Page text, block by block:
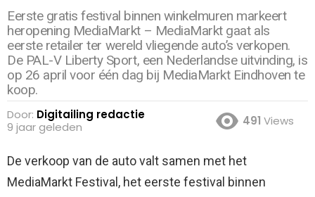
Eerste gratis festival binnen winkelmuren markeert
heropening MediaMarkt – MediaMarkt gaat als
eerste retailer ter wereld vliegende auto’s verkopen.
De PAL-V Liberty Sport, een Nederlandse uitvinding, is
op 26 april voor één dag bij MediaMarkt Eindhoven te
koop.
Door: Digitailing redactie
9 jaar geleden
491 Views
De verkoop van de auto valt samen met het
MediaMarkt Festival, het eerste festival binnen